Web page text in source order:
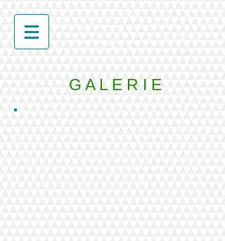
G A L E R I E